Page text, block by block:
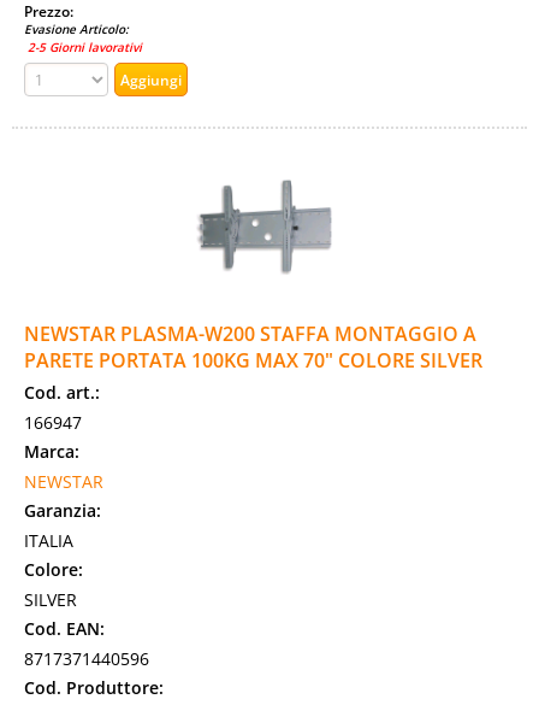
Prezzo:
Evasione Articolo:
2-5 Giorni lavorativi
NEWSTAR PLASMA-W200 STAFFA MONTAGGIO A
PARETE PORTATA 100KG MAX 70" COLORE SILVER
Cod. art.:
166947
Marca:
NEWSTAR
Garanzia:
ITALIA
Colore:
SILVER
Cod. EAN:
8717371440596
Cod. Produttore: